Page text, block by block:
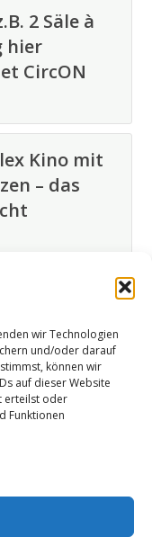
wir Technologien
und/oder darauf
können wir
auf dieser Website
erteilst oder
Funktionen
2 Säle à
hier
CircON
Kino mit
– das
Antworten